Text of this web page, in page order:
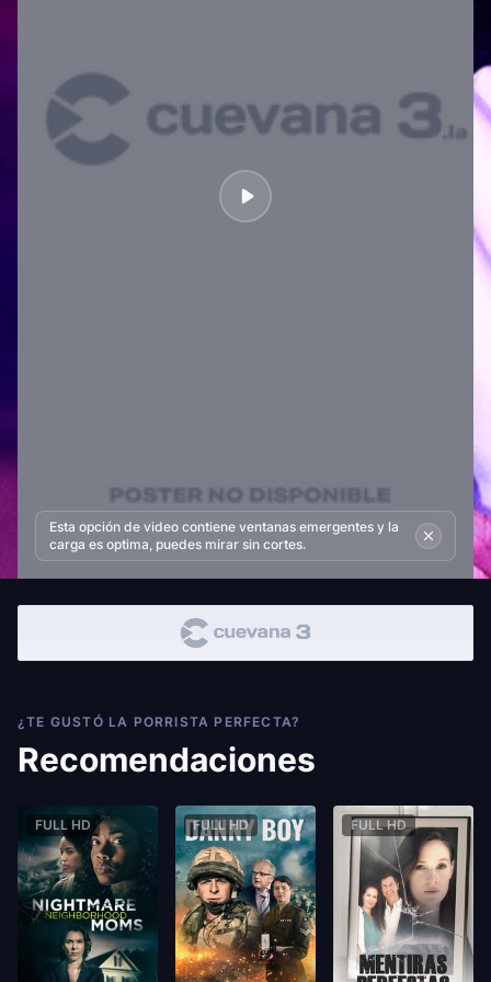
Esta opción de video contiene ventanas emergentes y la
carga es optima, puedes mirar sin cortes.
¿TE GUSTÓ LA PORRISTA PERFECTA?
Recomendaciones
FULL HD FULL HD FULL HD